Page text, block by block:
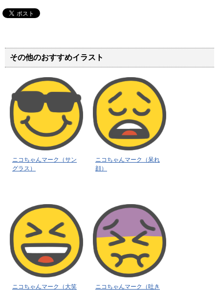
その他のおすすめイラスト
ニコちゃんマーク（サン
グラス）
ニコちゃんマーク（呆れ
顔）
ニコちゃんマーク（大笑 ニコちゃんマーク（吐き